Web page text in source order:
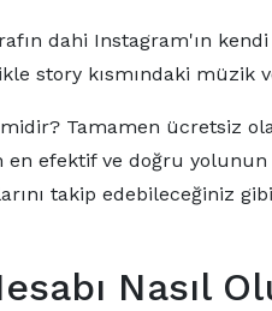
dahi Instagram'ın
story kısmındaki
Tamamen ücretsiz
en efektif ve doğru
takip edebileceğiniz
Nasıl